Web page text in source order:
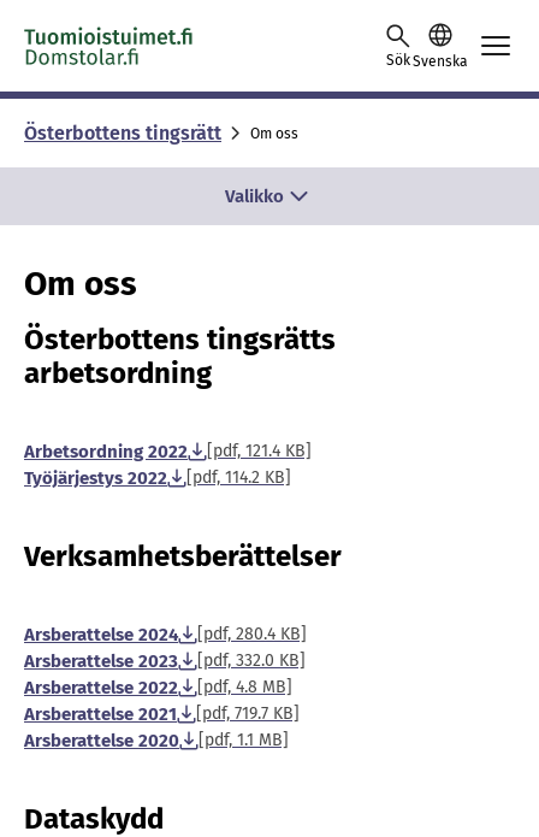
Skip to content -saavutettavuusohje
SökSvenska
Öster­bot­tens tings­rätt Om oss
Valikko
Om oss
Österbottens tingsrätts
arbetsordning
Arbetsordning 2022 [pdf, 121.4 KB]
Työjärjestys 2022 [pdf, 114.2 KB]
Verksamhetsberättelser
Arsberattelse 2024 [pdf, 280.4 KB]
Arsberattelse 2023 [pdf, 332.0 KB]
Arsberattelse 2022 [pdf, 4.8 MB]
Arsberattelse 2021 [pdf, 719.7 KB]
Arsberattelse 2020 [pdf, 1.1 MB]
Dataskydd